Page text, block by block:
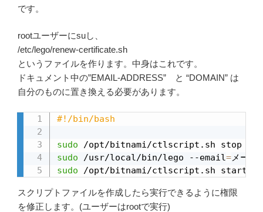
です。
rootユーザーにsuし、
/etc/lego/renew-certificate.sh
というファイルを作ります。中身はこれです。
ドキュメント中の”EMAIL-ADDRESS” と “DOMAIN” は
自分のものに置き換える必要があります。
#!/bin/bash
sudo
sudo /usr/local/bin/lego --email=メー
sudo /opt/bitnami/ctlscript.sh start
スクリプトファイルを作成したら実行できるように権限
を修正します。(ユーザーはrootで実行)